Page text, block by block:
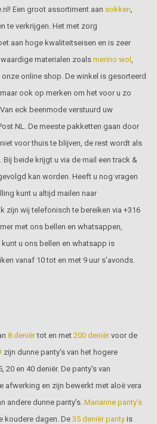
Een groot assortiment aan sokken
te verkrijgen. Het met zorg
aan hoge kwaliteitseisen en is zeer
materialen zoals merino wol
onze online shop. De winkel is gesorteerd
maar ook op merken om het voor u zo
eck beenmode verstuurd uw
NL. De meeste pakketten gaan door
voor thuis te blijven, de rest wordt als
beide krijgt u via de mail een track &
kan worden. Heeft u nog vragen
kunt u altijd mailen naar
zijn wij telefonisch te bereiken via +316
met ons bellen en whatsappen,
u ons bellen en whatsapp is
vanaf 10 tot en met 9 uur s’avonds.
8 deniërtot en met 200 deniërvoor de
zijn dunne panty's van het hogere
20 en 40 deniër. De panty's van
afwerking en zijn bewerkt met aloë vera
andere dunne panty's. Marianne panty's
koudere dagen. De 35 deniër panty is